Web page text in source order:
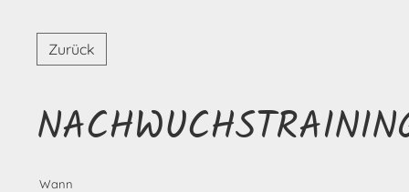
Zurück
Wann